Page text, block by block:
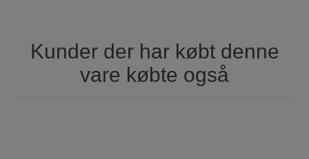
Kunder der har købt denne
vare købte også